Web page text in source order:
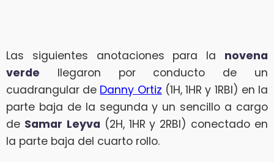
Las siguientes anotaciones para la novena
verde llegaron por conducto de un
cuadrangular de Danny Ortiz (1H, 1HR y 1RBI) en la
parte baja de la segunda y un sencillo a cargo
de Samar Leyva (2H, 1HR y 2RBI) conectado en
la parte baja del cuarto rollo.